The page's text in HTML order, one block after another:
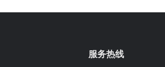
服务热线